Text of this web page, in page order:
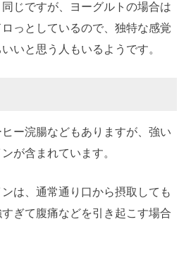
じですが、ヨーグルトの場合は
っとしているので、独特な感覚
いと思う人もいるようです。
ー浣腸などもありますが、強い
が含まれています。
は、通常通り口から摂取しても
ぎて腹痛などを引き起こす場合